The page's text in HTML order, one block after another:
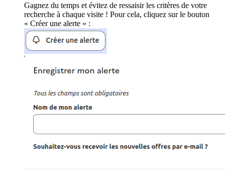
Gagnez du temps et évitez de ressaisir les critères de votre
recherche à chaque visite ! Pour cela, cliquez sur le bouton
« Créer une alerte » :